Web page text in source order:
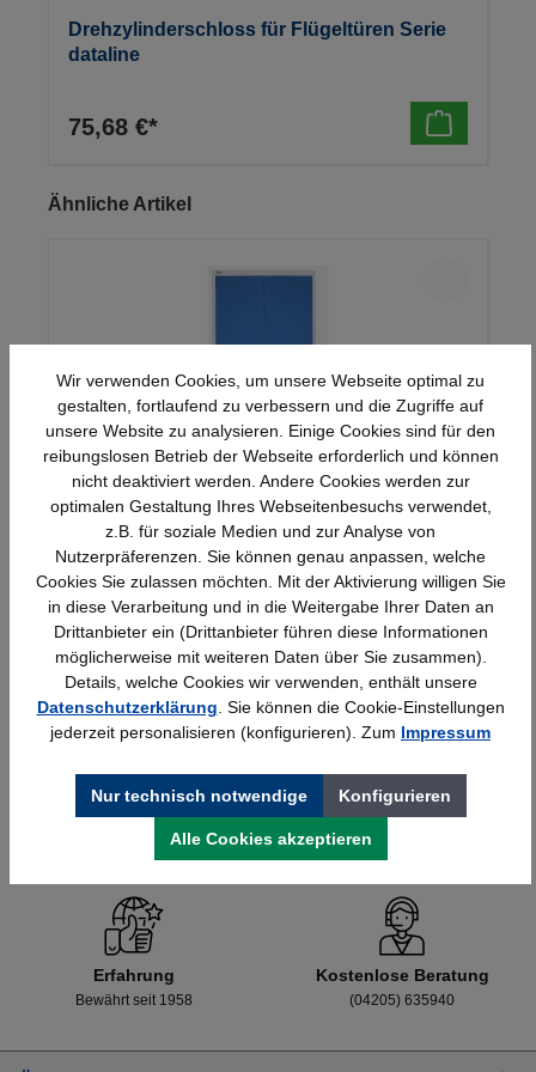
Drehzylinderschloss für Flügeltüren Serie
dataline
75,68 €*
Produktgalerie überspringen
Ähnliche Artikel
Stahl-Flügeltürenschrank Serie 950
428,40 €* Details
Schnelle Lieferung
Bundesweit
Topmarken
Faire Preise
Erfahrung
Bewährt seit 1958
Kostenlose Beratung
(04205) 635940
Wir verwenden Cookies, um unsere Webseite optimal zu
gestalten, fortlaufend zu verbessern und die Zugriffe auf
unsere Website zu analysieren. Einige Cookies sind für den
reibungslosen Betrieb der Webseite erforderlich und können
nicht deaktiviert werden. Andere Cookies werden zur
optimalen Gestaltung Ihres Webseitenbesuchs verwendet,
z.B. für soziale Medien und zur Analyse von
Nutzerpräferenzen. Sie können genau anpassen, welche
Cookies Sie zulassen möchten. Mit der Aktivierung willigen Sie
in diese Verarbeitung und in die Weitergabe Ihrer Daten an
Drittanbieter ein (Drittanbieter führen diese Informationen
möglicherweise mit weiteren Daten über Sie zusammen).
Details, welche Cookies wir verwenden, enthält unsere
Datenschutzerklärung . Sie können die Cookie-Einstellungen
jederzeit personalisieren (konfigurieren). Zum Impressum
Nur technisch notwendige Konfigurieren
Alle Cookies akzeptieren